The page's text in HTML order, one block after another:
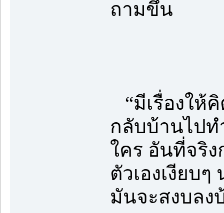
ถามขึ้น
“มีเรื่องให้
กลับบ้านไปท
ใคร อันที่จริ
ตัวเองเงียบ
มันจะสงบลง